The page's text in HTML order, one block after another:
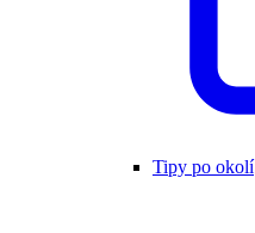
Tipy po okolí